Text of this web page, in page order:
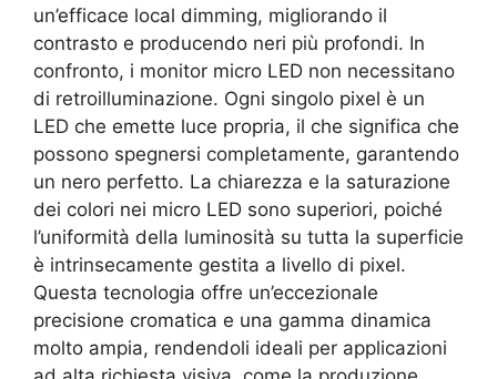
un’efficace local dimming, migliorando il
contrasto e producendo neri più profondi. In
confronto, i monitor micro LED non necessitano
di retroilluminazione. Ogni singolo pixel è un
LED che emette luce propria, il che significa che
possono spegnersi completamente, garantendo
un nero perfetto. La chiarezza e la saturazione
dei colori nei micro LED sono superiori, poiché
l’uniformità della luminosità su tutta la superficie
è intrinsecamente gestita a livello di pixel.
Questa tecnologia offre un’eccezionale
precisione cromatica e una gamma dinamica
molto ampia, rendendoli ideali per applicazioni